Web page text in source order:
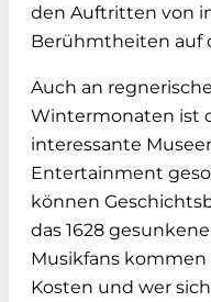
den Auftritten von
Berühmtheiten auf
Auch an
Wintermonaten ist
interessante
Entertainment
können
das 1628
Musikfans kommen
Kosten und wer